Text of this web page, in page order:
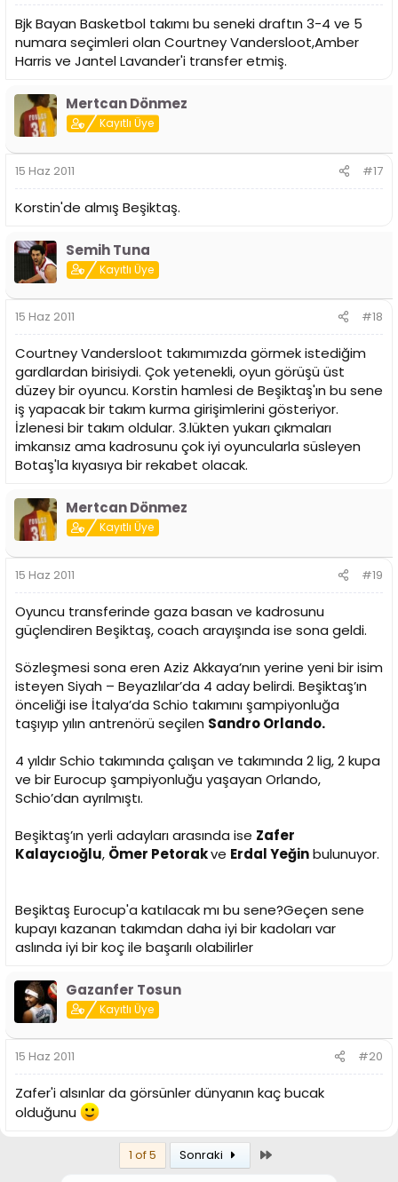
Bjk Bayan Basketbol takımı bu seneki draftın 3-4 ve 5
numara seçimleri olan Courtney Vandersloot,Amber
Harris ve Jantel Lavander'i transfer etmiş.
Mertcan Dönmez
Kayıtlı Üye
15 Haz 2011 #17
Korstin'de almış Beşiktaş.
Semih Tuna
Kayıtlı Üye
15 Haz 2011 #18
Courtney Vandersloot takımımızda görmek istediğim
gardlardan birisiydi. Çok yetenekli, oyun görüşü üst
düzey bir oyuncu. Korstin hamlesi de Beşiktaş'ın bu sene
iş yapacak bir takım kurma girişimlerini gösteriyor.
İzlenesi bir takım oldular. 3.lükten yukarı çıkmaları
imkansız ama kadrosunu çok iyi oyuncularla süsleyen
Botaş'la kıyasıya bir rekabet olacak.
Mertcan Dönmez
Kayıtlı Üye
15 Haz 2011 #19
Oyuncu transferinde gaza basan ve kadrosunu
güçlendiren Beşiktaş, coach arayışında ise sona geldi.
Sözleşmesi sona eren Aziz Akkaya’nın yerine yeni bir isim
isteyen Siyah – Beyazlılar’da 4 aday belirdi. Beşiktaş’ın
önceliği ise İtalya’da Schio takımını şampiyonluğa
taşıyıp yılın antrenörü seçilen Sandro Orlando.
4 yıldır Schio takımında çalışan ve takımında 2 lig, 2 kupa
ve bir Eurocup şampiyonluğu yaşayan Orlando,
Schio’dan ayrılmıştı.
Beşiktaş’ın yerli adayları arasında ise Zafer
Kalaycıoğlu, Ömer Petorakve Erdal Yeğinbulunuyor.
Beşiktaş Eurocup'a katılacak mı bu sene?Geçen sene
kupayı kazanan takımdan daha iyi bir kadoları var
aslında iyi bir koç ile başarılı olabilirler
Gazanfer Tosun
Kayıtlı Üye
15 Haz 2011 #20
Zafer'i alsınlar da görsünler dünyanın kaç bucak
olduğunu
1 of 5 Sonraki